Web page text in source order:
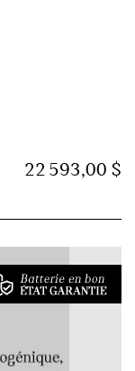
22 593,00 $